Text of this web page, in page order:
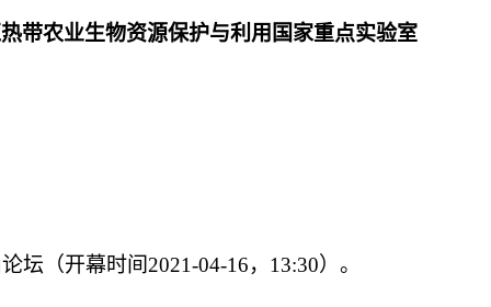
带农业生物资源保护与利用国家重点实验室
坛（开幕时间2021-04-16，13:30）。